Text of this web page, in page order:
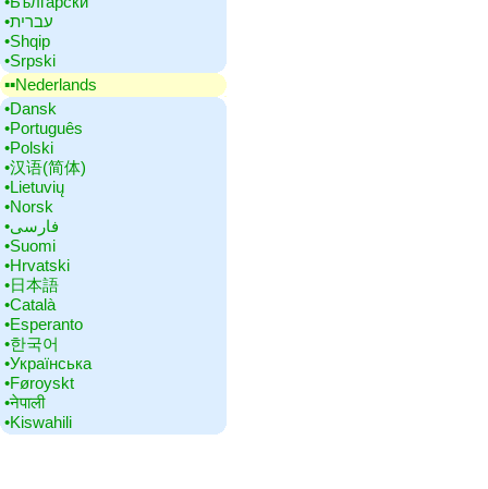
•‎עברית
•‎Shqip
•‎Srpski
▪▪‎Nederlands
•‎Dansk
•‎Português
•‎Polski
•‎汉语(简体)
•‎Lietuvių
•‎Norsk
•‎فارسی
•‎Suomi
•‎Hrvatski
•‎日本語
•‎Català
•‎Esperanto
•‎한국어
•‎Українська
•‎Føroyskt
•‎नेपाली
•‎Kiswahili